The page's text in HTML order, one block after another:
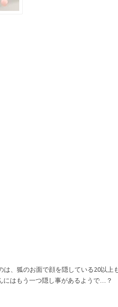
は、狐のお面で顔を隠している20以上
にはもう一つ隠し事があるようで…